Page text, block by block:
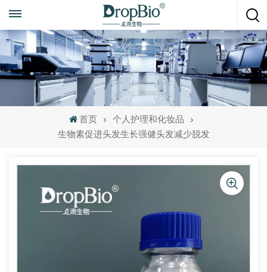
+86 15951008670
首页
个人护理和化妆品
生物素促进头发生长强健头发减少脱发